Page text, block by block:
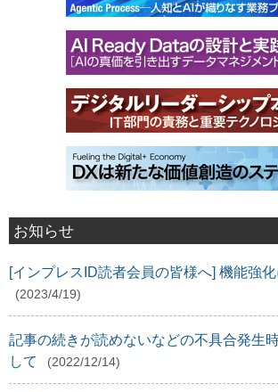
お知らせ
[インプレスID読者会員の皆様へ] 機能強
(2023/4/19)
記事の続きが読めないなどの不具合発生
して
(2022/12/14)